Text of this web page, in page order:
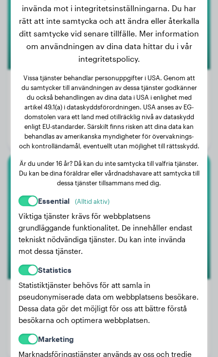
Vikt:
40 kg
Ålder:
3 år, 1 månad
Kön:
Hanhund
Broholmer
Leo
Vikt:
Ålder:
Kön:
invända mot i integritetsinställningarna. Du har
rätt att inte samtycka och att ändra eller återkalla
ditt samtycke vid senare tillfälle. Mer information
om användningen av dina data hittar du i vår
integritetspolicy.
Vissa tjänster behandlar personuppgifter i USA. Genom att
du samtycker till användningen av dessa tjänster godkänner
du också behandlingen av dina data i USA i enlighet med
artikel 49.1(a) i dataskyddsförordningen. USA anses av EG-
domstolen vara ett land med otillräcklig nivå av dataskydd
enligt EU-standarder. Särskilt finns risken att dina data kan
behandlas av amerikanska myndigheter för övervaknings-
och kontrolländamål, eventuellt utan möjlighet till rättsskydd.
Är du under 16 år? Då kan du inte samtycka till valfria tjänster.
Du kan be dina föräldrar eller vårdnadshavare att samtycka till
dessa tjänster tillsammans med dig.
Essential (Alltid aktiv)
Viktiga tjänster krävs för webbplatsens
grundläggande funktionalitet. De innehåller endast
tekniskt nödvändiga tjänster. Du kan inte invända
mot dessa tjänster.
Statistics
Statistiktjänster behövs för att samla in
pseudonymiserade data om webbplatsens besökare.
Dessa data gör det möjligt för oss att bättre förstå
besökarna och optimera webbplatsen.
Marketing
Marknadsföringstjänster används av oss och tredje